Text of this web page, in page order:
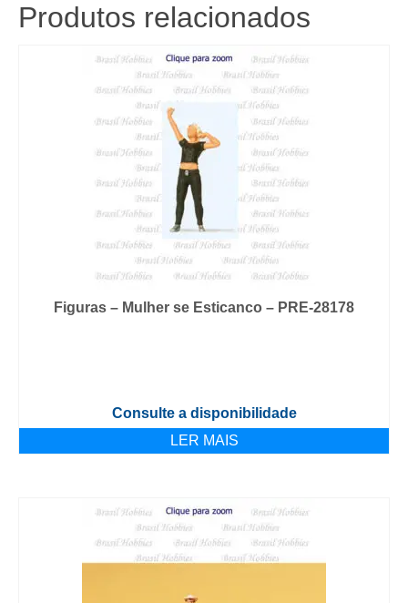
Produtos relacionados
Figuras – Mulher se Esticanco – PRE-28178
Consulte a disponibilidade
LER MAIS